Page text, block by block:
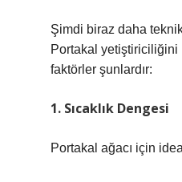
Şimdi biraz daha
Portakal yetiştiriciliğini
faktörler şunlardır:
1. Sıcaklık Dengesi
Portakal ağacı için